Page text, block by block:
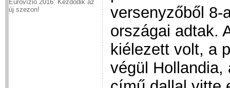
Eurovízió 2016: Kezdődik az
új szezon!
versenyzőből 8-
országai adtak.
kiélezett volt, a
végül Hollandia,